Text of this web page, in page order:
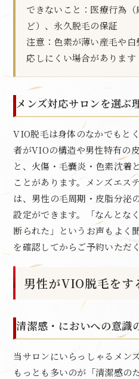
できないこと：医療行為
ど）、永久脱毛の保証
注意：色素が薄い産毛や
応しにくい場合があります
メンズ対応サロンを選ぶ
VIO脱毛は身体のなかでもと
者がVIOの構造や男性特有の
と、火傷・毛嚢炎・色素沈着
ことがあります。メンズエス
は、男性の毛周期・皮脂分泌
設定ができます。「なんとな
断られた」というお声もよく
を確認してからご予約いただ
男性がVIO脱毛をす
清潔感・においへの意識
当サロンにいらっしゃるメン
もっとも多いのが「清潔感の